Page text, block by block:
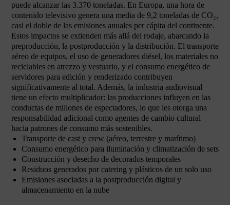
puede alcanzar las 3.370 toneladas. En Europa, una hora de
contenido televisivo genera una media de 9,2 toneladas de CO₂,
casi el doble de las emisiones anuales per cápita del continente.
Estos impactos se extienden más allá del rodaje, abarcando la
preproducción, la postproducción y la distribución. El transporte
aéreo de equipos, el uso de generadores diésel, los materiales no
reciclables en atrezzo y vestuario, y el consumo energético de
servidores para edición y renderizado contribuyen
significativamente al total. Además, la industria audiovisual
tiene un efecto multiplicador: las producciones influyen en las
conductas de millones de espectadores, lo que les otorga una
responsabilidad adicional como agentes de cambio cultural
hacia patrones de consumo más sostenibles.
Transporte de cast y crew (aéreo, terrestre y marítimo)
Consumo energético para iluminación y climatización de sets
Construcción y desecho de decorados temporales
Residuos generados por catering y plásticos de un solo uso
Emisiones asociadas a la postproducción digital y
almacenamiento en la nube